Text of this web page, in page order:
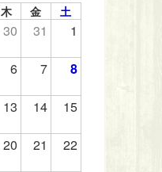
木 金 土
30 31 1
6 7 8
13 14 15
20 21 22